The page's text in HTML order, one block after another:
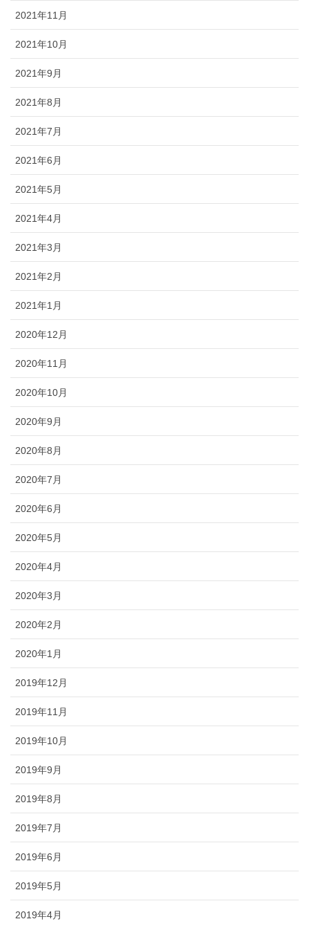
2021年11月
2021年10月
2021年9月
2021年8月
2021年7月
2021年6月
2021年5月
2021年4月
2021年3月
2021年2月
2021年1月
2020年12月
2020年11月
2020年10月
2020年9月
2020年8月
2020年7月
2020年6月
2020年5月
2020年4月
2020年3月
2020年2月
2020年1月
2019年12月
2019年11月
2019年10月
2019年9月
2019年8月
2019年7月
2019年6月
2019年5月
2019年4月